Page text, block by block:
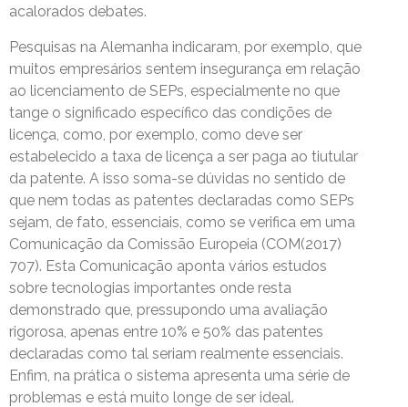
acalorados debates.
Pesquisas na Alemanha indicaram, por exemplo, que
muitos empresários sentem insegurança em relação
ao licenciamento de SEPs, especialmente no que
tange o significado específico das condições de
licença, como, por exemplo, como deve ser
estabelecido a taxa de licença a ser paga ao tiutular
da patente. A isso soma-se dúvidas no sentido de
que nem todas as patentes declaradas como SEPs
sejam, de fato, essenciais, como se verifica em uma
Comunicação da Comissão Europeia (COM(2017)
707). Esta Comunicação aponta vários estudos
sobre tecnologias importantes onde resta
demonstrado que, pressupondo uma avaliação
rigorosa, apenas entre 10% e 50% das patentes
declaradas como tal seriam realmente essenciais.
Enfim, na prática o sistema apresenta uma série de
problemas e está muito longe de ser ideal.